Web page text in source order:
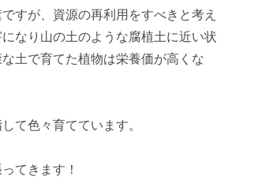
すが、資源の再利用をすべきと考え
なり山の土のような腐植土に近い状
土で育てた植物は栄養価が高くな
て色々育てています。
てきます！